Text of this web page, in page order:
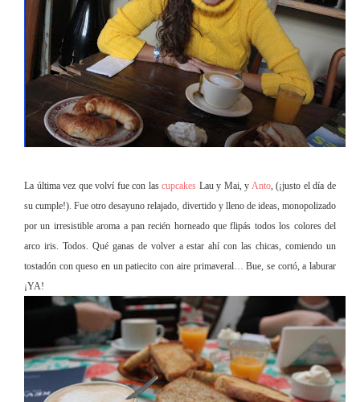
La última vez que volví fue con lascupcakes Lau y Mai, y Anto, (¡justo el día de
su cumple!). Fue otro desayuno relajado, divertido y lleno de ideas, monopolizado
por un irresistible aroma a pan recién horneado que flipás todos los colores del
arco iris. Todos. Qué ganas de volver a estar ahí con las chicas, comiendo un
tostadón con queso en un patiecito con aire primaveral… Bue, se cortó, a laburar
¡YA!